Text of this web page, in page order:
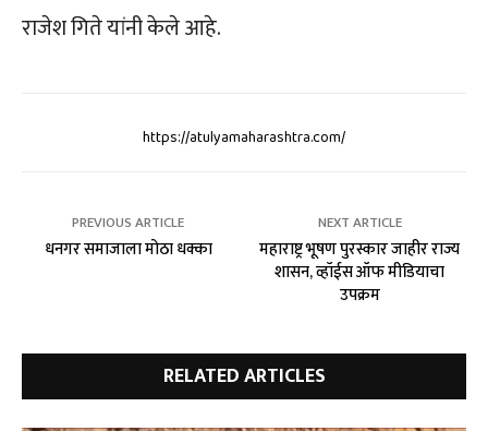
राजेश गिते यांनी केले आहे.
https://atulyamaharashtra.com/
PREVIOUS ARTICLE
धनगर समाजाला मोठा धक्का
NEXT ARTICLE
महाराष्ट्र भूषण पुरस्कार जाहीर राज्य
शासन, व्हॉईस ऑफ मीडियाचा
उपक्रम
RELATED ARTICLES